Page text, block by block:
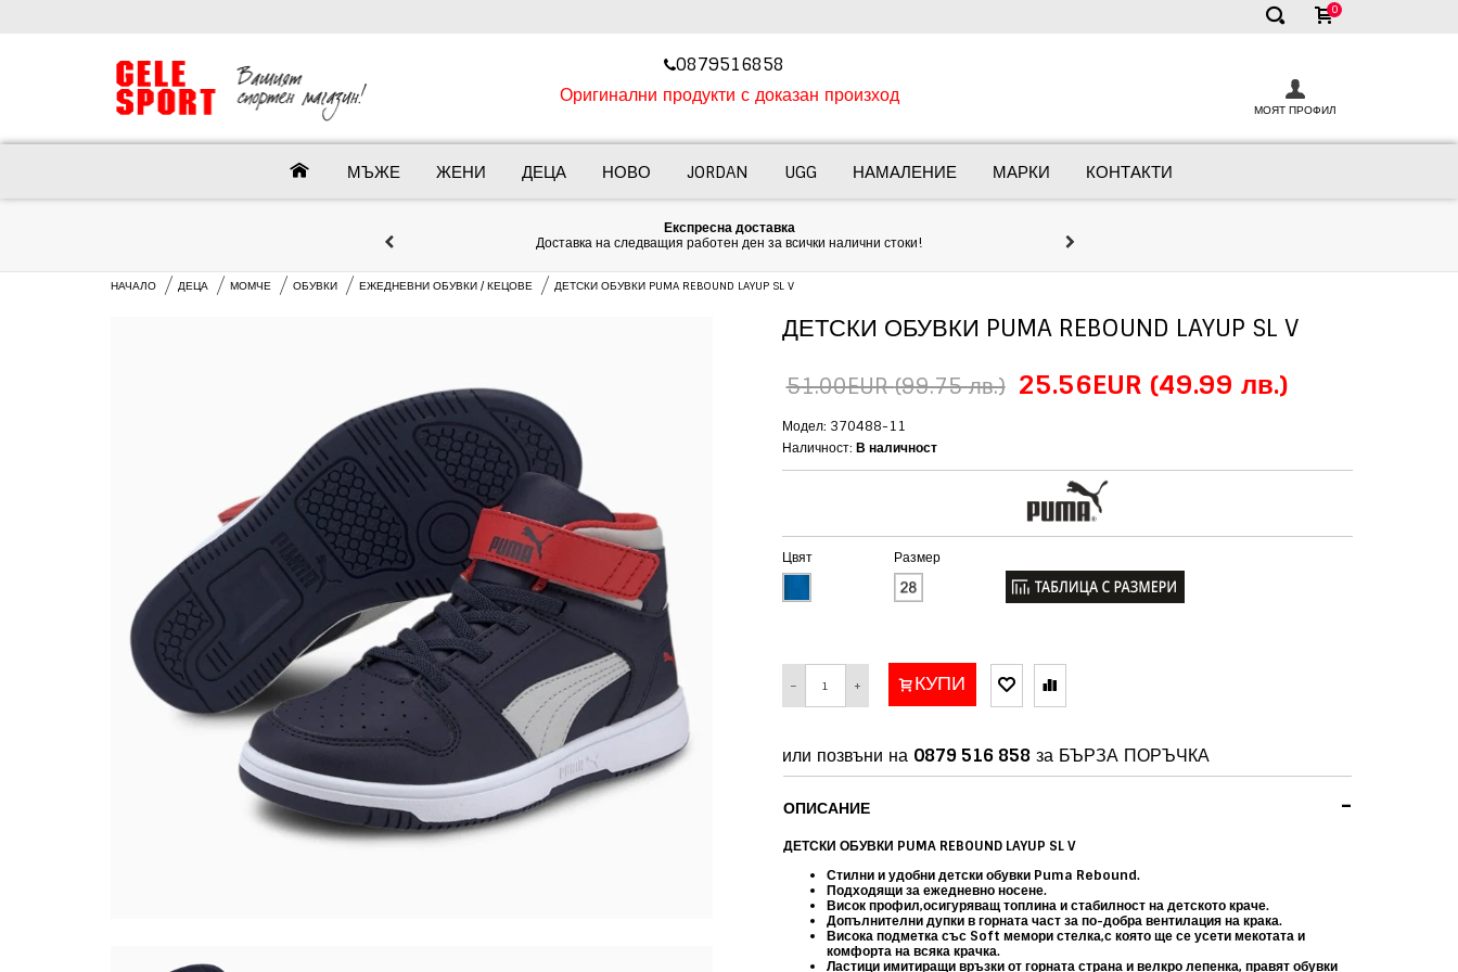
✕
0
‎0879516858
Оригинални продукти с доказан произход
МОЯТ ПРОФИЛ
МЪЖЕ ЖЕНИ ДЕЦА НОВО JORDAN UGG НАМАЛЕНИЕ МАРКИ КОНТАКТИ
Експресна доставка
Доставка на следващия работен ден за всички налични стоки!
НАЧАЛО ДЕЦА МОМЧЕ ОБУВКИ ЕЖЕДНЕВНИ ОБУВКИ / КЕЦОВЕ ДЕТСКИ ОБУВКИ PUMA REBOUND LAYUP SL V
ДЕТСКИ ОБУВКИ PUMA REBOUND LAYUP SL V
51.00EUR(99.75 лв.) 25.56EUR (49.99 лв.)
Модел: 370488-11
Наличност: В наличност
Цвят Размер
− + КУПИ
или позвъни на 0879 516 858за БЪРЗА ПОРЪЧКА
-
ОПИСАНИЕ
ДЕТСКИ ОБУВКИ PUMA REBOUND LAYUP SL V
Стилни и удобни детски обувки Puma Rebound.
Подходящи за ежедневно носене.
Висок профил,осигуряващ топлина и стабилност на детското краче.
Допълнителни дупки в горната част за по-добра вентилация на крака.
Висока подметка със Soft мемори стелка,с която ще се усети мекотата и
комфорта на всяка крачка.
Ластици имитиращи връзки от горната страна и велкро лепенка, правят обувки